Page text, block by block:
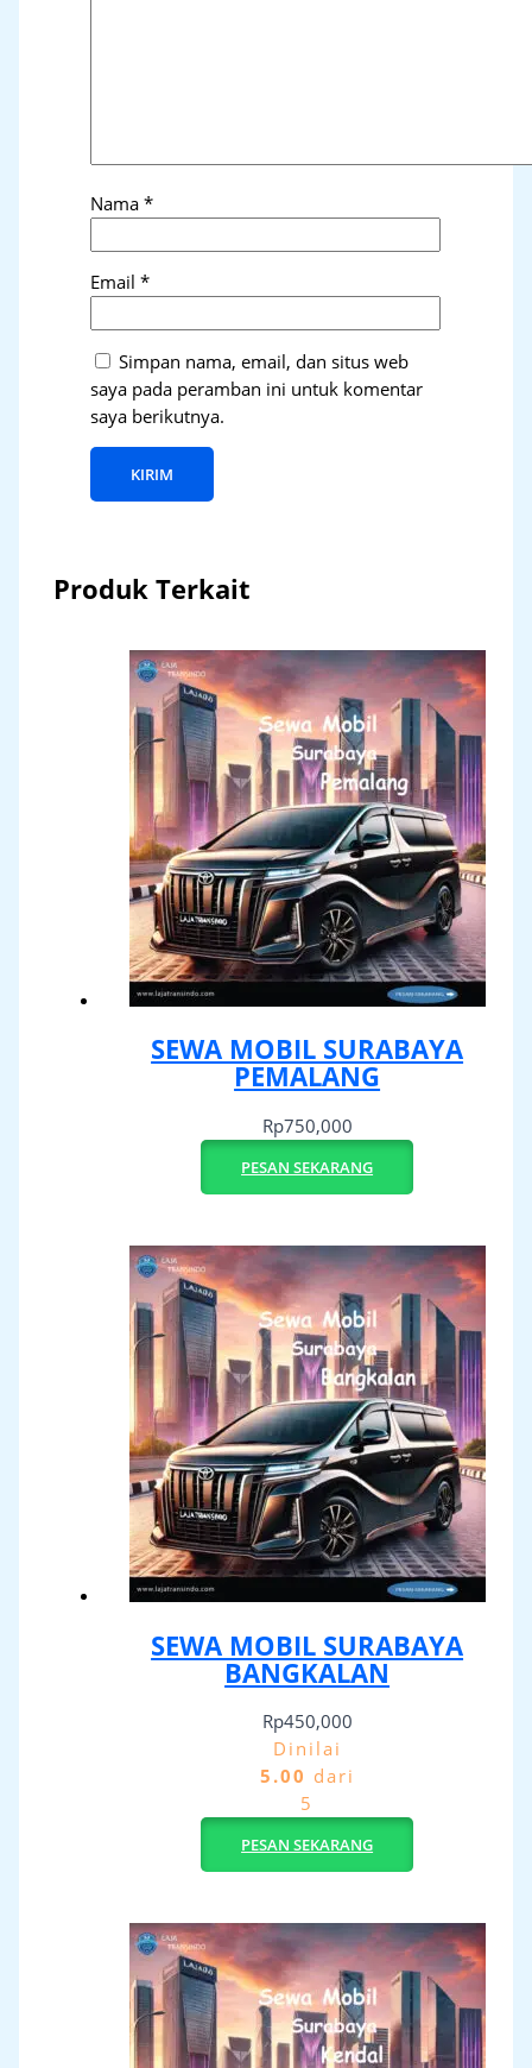
Nama*
Email*
Simpan nama, email, dan situs web
saya pada peramban ini untuk komentar
saya berikutnya.
Produk Terkait
SEWA MOBIL SURABAYA
PEMALANG
Rp750,000
PESAN SEKARANG
SEWA MOBIL SURABAYA
BANGKALAN
Rp450,000
Dinilai
5.00 dari
5
PESAN SEKARANG